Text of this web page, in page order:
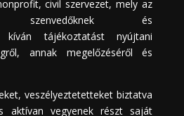
civil szervezet, mely az
szenvedőknek és
kíván tájékoztatást nyújtani
annak megelőzéséről és
veszélyeztetetteket biztatva
aktívan vegyenek részt saját